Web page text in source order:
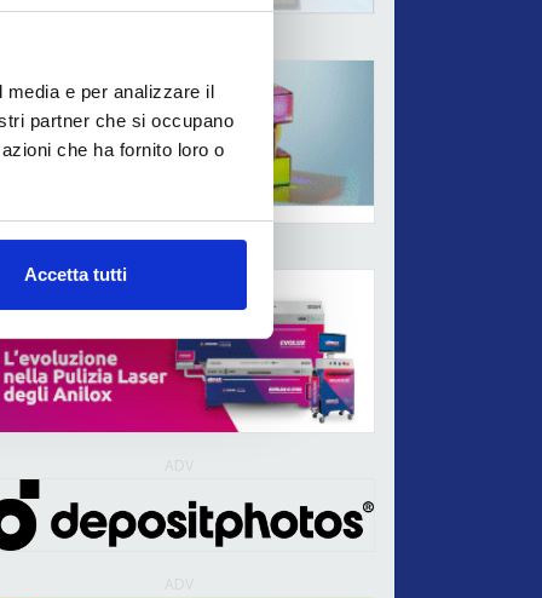
e per analizzare il
partner che si occupano
che ha fornito loro o
Accetta tutti
ADV